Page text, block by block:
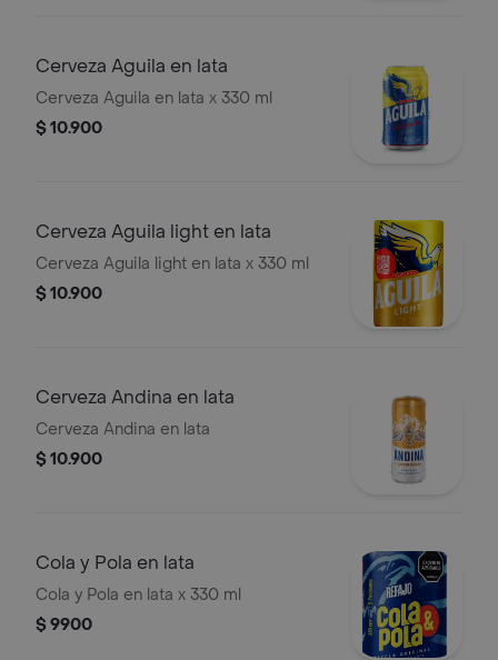
Cerveza Aguila en lata
Cerveza Aguila en lata x 330 ml
$ 10.900
Cerveza Aguila light en lata
Cerveza Aguila light en lata x 330 ml
$ 10.900
Cerveza Andina en lata
Cerveza Andina en lata
$ 10.900
Cola y Pola en lata
Cola y Pola en lata x 330 ml
$ 9900